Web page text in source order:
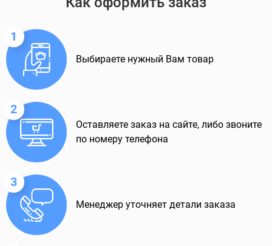
1
Выбираете нужный Вам товар
2
Оставляете заказ на сайте, либо звоните
по номеру телефона
3
Менеджер уточняет детали заказа